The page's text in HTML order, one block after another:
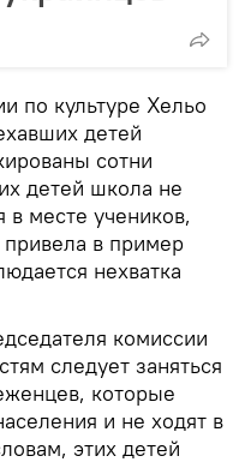
по культуре Хельо
детей
сотни
детей школа не
месте учеников,
в пример
нехватка
комиссии
следует заняться
которые
и не ходят в
этих детей